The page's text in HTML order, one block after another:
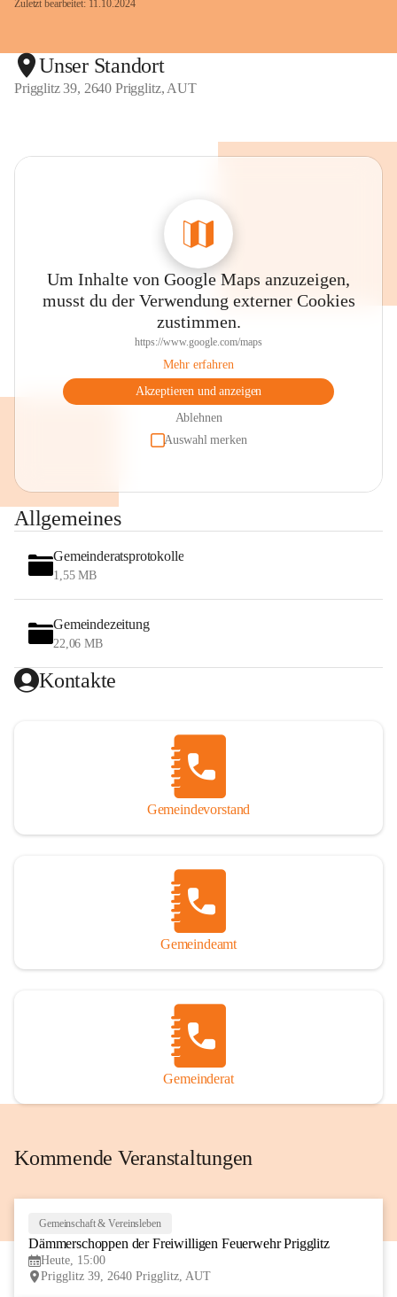
Zuletzt bearbeitet: 11.10.2024
Unser Standort
Prigglitz 39, 2640 Prigglitz, AUT
Um Inhalte von Google Maps anzuzeigen,
musst du der Verwendung externer Cookies
zustimmen.
https://www.google.com/maps
Mehr erfahren
Akzeptieren und anzeigen
Ablehnen
Auswahl merken
Allgemeines
Gemeinderatsprotokolle
1,55 MB
Gemeindezeitung
22,06 MB
Kontakte
Gemeindevorstand
Gemeindeamt
Gemeinderat
Kommende Veranstaltungen
Gemeinschaft & Vereinsleben
Dämmerschoppen der Freiwilligen Feuerwehr Prigglitz
Heute, 15:00
Prigglitz 39, 2640 Prigglitz, AUT